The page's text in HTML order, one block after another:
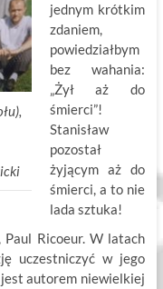
jednym krótkim
zdaniem,
powiedziałbym
bez wahania:
„Żył aż do
śmierci”!
Stanisław
pozostał
żyjącym aż do
śmierci, a to nie
lada sztuka!
Ricoeur. W latach
uczestniczyć w jego
autorem niewielkiej